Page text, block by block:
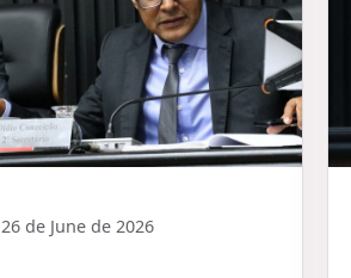
26 de June de 2026